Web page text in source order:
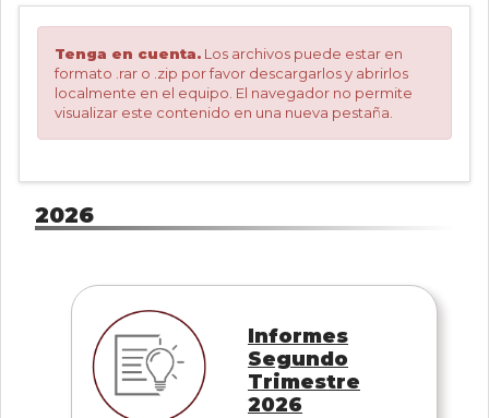
Anterior
Siguiente
Tenga en cuenta. Los archivos puede estar en
formato .rar o .zip por favor descargarlos y abrirlos
localmente en el equipo. El navegador no permite
visualizar este contenido en una nueva pestaña.
2026
Informes
Segundo
Trimestre
2026